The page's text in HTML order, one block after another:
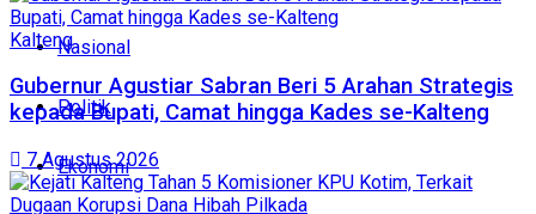
Nasional
Politik
Ekonomi
Kalteng
Gubernur Agustiar Sabran Beri 5 Arahan Strategis
kepada Bupati, Camat hingga Kades se-Kalteng
7 Agustus 2026